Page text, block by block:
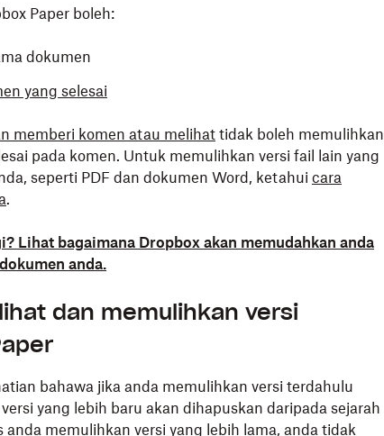
Paper boleh:
dokumen
yang selesai
memberi komen atau melihat tidak boleh memulihkan
pada komen. Untuk memulihkan versi fail lain yang
seperti PDF dan dokumen Word, ketahui cara
.
Lihat bagaimana Dropbox akan memudahkan anda
anda.
dan memulihkan versi
bahawa jika anda memulihkan versi terdahulu
yang lebih baru akan dihapuskan daripada sejarah
anda memulihkan versi yang lebih lama, anda tidak